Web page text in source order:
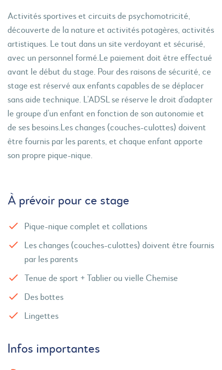
Activités sportives et circuits de psychomotricité,
découverte de la nature et activités potagères, activités
artistiques. Le tout dans un site verdoyant et sécurisé,
avec un personnel formé.Le paiement doit être effectué
avant le début du stage. Pour des raisons de sécurité, ce
stage est réservé aux enfants capables de se déplacer
sans aide technique. L’ADSL se réserve le droit d’adapter
le groupe d’un enfant en fonction de son autonomie et
de ses besoins.Les changes (couches-culottes) doivent
être fournis par les parents, et chaque enfant apporte
son propre pique-nique.
À prévoir pour ce stage
Pique-nique complet et collations
Les changes (couches-culottes) doivent être fournis
par les parents
Tenue de sport + Tablier ou vielle Chemise
Des bottes
Lingettes
Infos importantes